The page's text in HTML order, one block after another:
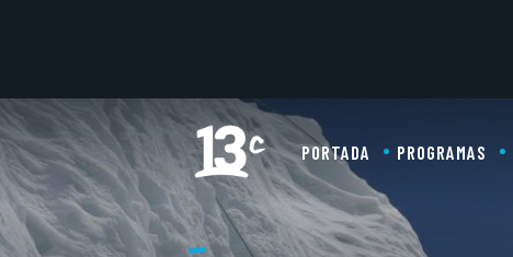
PORTADA PROGRAMAS